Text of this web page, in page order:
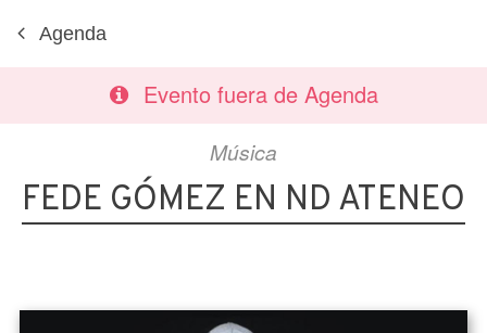
Agenda
Evento fuera de Agenda
Música
FEDE GÓMEZ EN ND ATENEO